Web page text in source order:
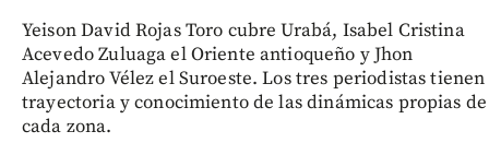
Yeison David Rojas Toro cubre Urabá, Isabel Cristina
Acevedo Zuluaga el Oriente antioqueño y Jhon
Alejandro Vélez el Suroeste. Los tres periodistas tienen
trayectoria y conocimiento de las dinámicas propias de
cada zona.